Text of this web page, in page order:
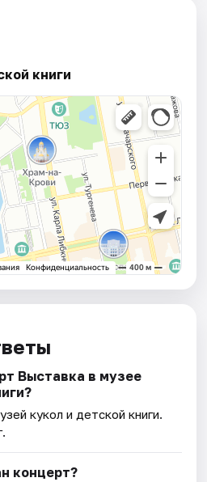
книги
Выставка в музее
кукол и детской книги.
концерт?